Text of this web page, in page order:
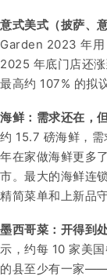
意式美式（披萨、
Garden 2023 年用
2025 年底门店还
最高约 107% 的拟
海鲜：需求还在，
约 15.7 磅海鲜，
年在家做海鲜更多
市。最大的海鲜连
精简菜单和上新品
墨西哥菜：开得到
示，约每 10 家美
的县至少有一家